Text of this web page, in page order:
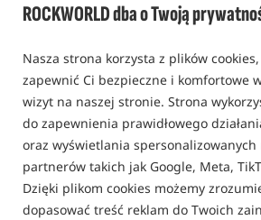
ROCKWORLD dba o Twoją
Nasza strona korzysta z plików
zapewnić Ci bezpieczne i komfortowe
wizyt na naszej stronie. Strona
do zapewnienia prawidłowego
oraz wyświetlania spersonalizowanych
partnerów takich jak Google, Meta,
Dzięki plikom cookies możemy
dopasować treść reklam do Twoich